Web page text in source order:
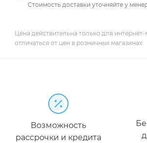
Стоимость доставки уточняйте у
Цена действительна только для
отличаться от цен в розничных магазинах
Возможность
рассрочки и кредита